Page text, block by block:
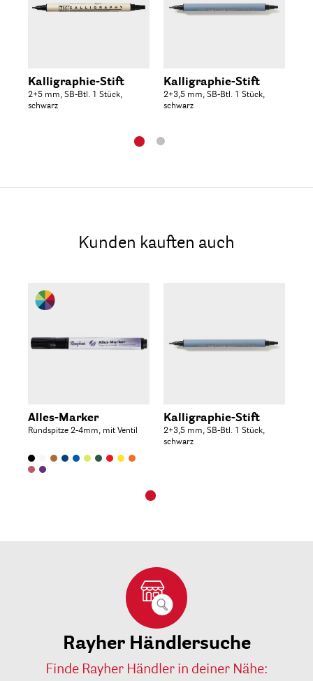
Kalligraphie-Stift
2+5 mm, SB-Btl. 1 Stück,
schwarz
Kalligraphie-Stift
2+3,5 mm, SB-Btl. 1 Stück,
schwarz
Kunden kauften auch
Alles-Marker
Rundspitze 2-4mm, mit Ventil
Kalligraphie-Stift
2+3,5 mm, SB-Btl. 1 Stück,
schwarz
Rayher Händlersuche
Finde Rayher Händler in deiner Nähe: